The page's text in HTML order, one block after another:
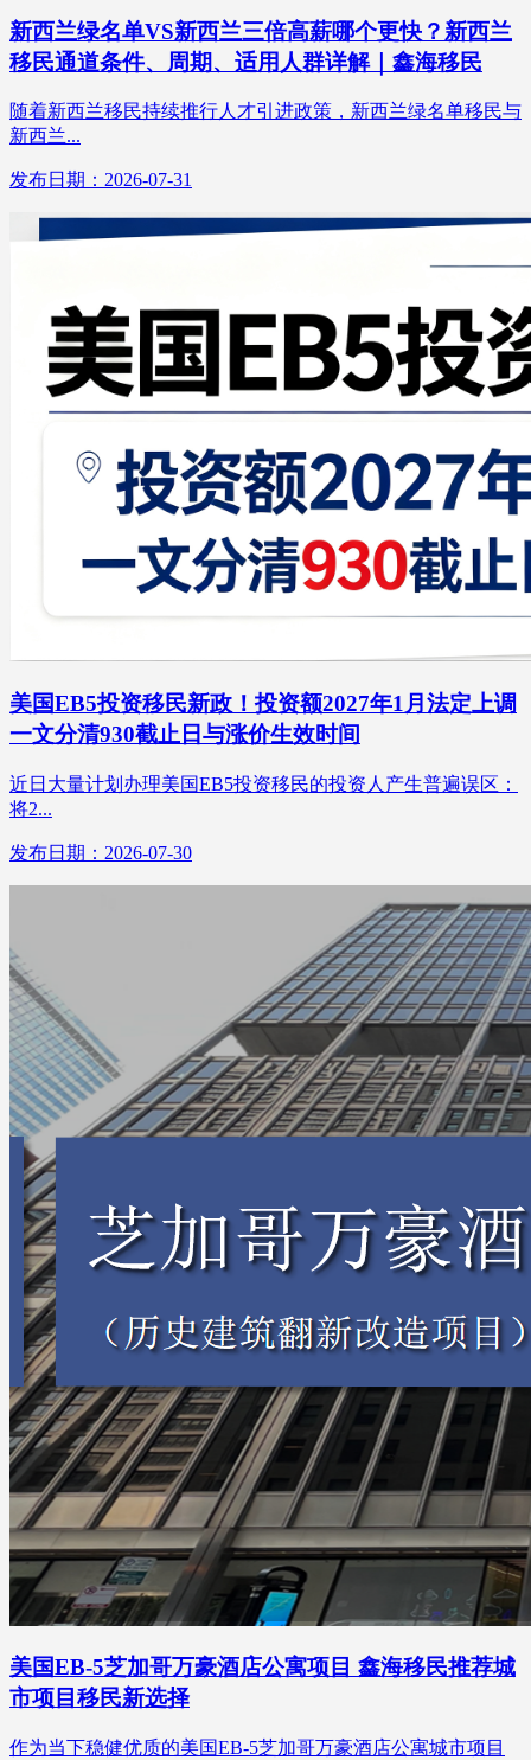
新西兰绿名单VS新西兰三倍高薪哪个更快？新西兰
移民通道条件、周期、适用人群详解｜鑫海移民
随着新西兰移民持续推行人才引进政策，新西兰绿名单移民与
新西兰...
发布日期：2026-07-31
美国EB5投资移民新政！投资额2027年1月法定上调
一文分清930截止日与涨价生效时间
近日大量计划办理美国EB5投资移民的投资人产生普遍误区：
将2...
发布日期：2026-07-30
美国EB-5芝加哥万豪酒店公寓项目 鑫海移民推荐城
市项目移民新选择
作为当下稳健优质的美国EB-5芝加哥万豪酒店公寓城市项目